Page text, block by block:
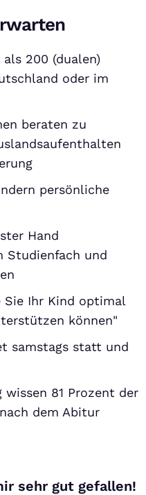
200 (dualen)
oder im
beraten zu
persönliche
Hand
Studienfach und
Sie Ihr Kind optimal
können"
samstags statt und
wissen 81 Prozent der
dem Abitur
sehr gut gefallen!